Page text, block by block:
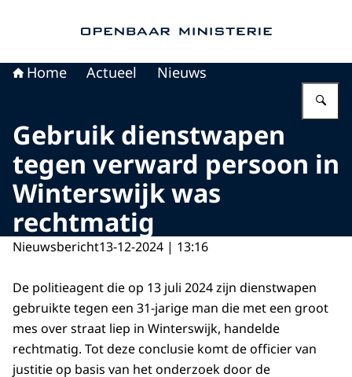
Home Actueel Nieuws
Gebruik dienstwapen
tegen verward persoon in
Winterswijk was
rechtmatig
Nieuwsbericht13-12-2024 | 13:16
De politieagent die op 13 juli 2024 zijn dienstwapen
gebruikte tegen een 31-jarige man die met een groot
mes over straat liep in Winterswijk, handelde
rechtmatig. Tot deze conclusie komt de officier van
justitie op basis van het onderzoek door de